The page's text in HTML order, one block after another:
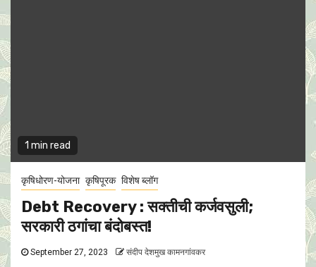
1 min read
कृषिधोरण-योजना कृषिपूरक विशेष ब्लॉग
Debt Recovery : सक्तीची कर्जवसुली;
सरकारी ठगांचा बंदोबस्त!
September 27, 2023 संदीप देशमुख कामनगांवकर